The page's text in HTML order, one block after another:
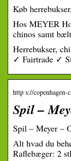
Køb
Hos MEYER
chinos samt
Herrebukser,
✓ Fairtrade ✓
http s://
Spil –
Spil – Meyer –
Alt hvad du
Raflebæger: 2